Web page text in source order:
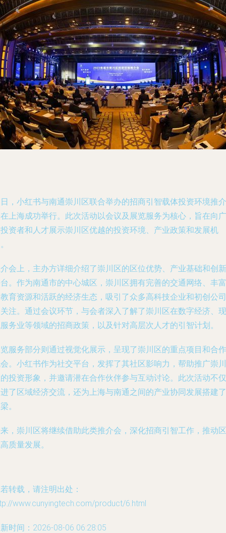
，小红书与南通崇川区联合举办的招商引智载体投资环境推介
上海成功举行。此次活动以会议及展览服务为核心，旨在向广
资者和人才展示崇川区优越的投资环境、产业政策和发展机
会上，主办方详细介绍了崇川区的区位优势、产业基础和创新
。作为南通市的中心城区，崇川区拥有完善的交通网络、丰富
育资源和活跃的经济生态，吸引了众多高科技企业和初创公司
注。通过会议环节，与会者深入了解了崇川区在数字经济、现
务业等领域的招商政策，以及针对高层次人才的引智计划。
服务部分则通过视觉化展示，呈现了崇川区的重点项目和合作
。小红书作为社交平台，发挥了其社区影响力，帮助推广崇川
投资形象，并邀请潜在合作伙伴参与互动讨论。此次活动不仅
了区域经济交流，还为上海与南通之间的产业协同发展搭建了
。
，崇川区将继续借助此类推介会，深化招商引智工作，推动区
质量发展。
转载，请注明出处：
www.cunyingtech.com/product/6.html
时间：2026-08-06 06:28:05